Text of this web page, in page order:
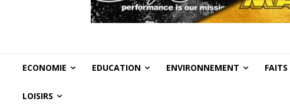
ECONOMIE EDUCATION ENVIRONNEMENT FAITS
LOISIRS